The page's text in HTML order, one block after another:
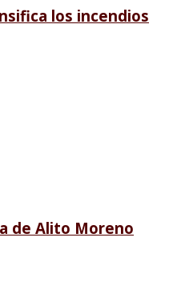
los incendios
de Alito Moreno